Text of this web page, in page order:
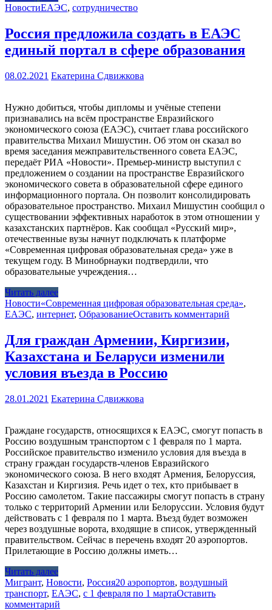
НовостиЕАЭС, сотрудничество
Россия предложила создать в ЕАЭС
единый портал в сфере образования
08.02.2021 Екатерина Сдвижкова
Нужно добиться, чтобы дипломы и учёные степени
признавались на всём пространстве Евразийского
экономического союза (ЕАЭС), считает глава российского
правительства Михаил Мишустин. Об этом он сказал во
время заседания межправительственного совета ЕАЭС,
передаёт РИА «Новости». Премьер-министр выступил с
предложением о создании на пространстве Евразийского
экономического совета в образовательной сфере единого
информационного портала. Он позволит консолидировать
образовательное пространство. Михаил Мишустин сообщил о
существовании эффективных наработок в этом отношении у
казахстанских партнёров. Как сообщал «Русский мир»,
отечественные вузы начнут подключать к платформе
«Современная цифровая образовательная среда» уже в
текущем году. В Минобрнауки подтвердили, что
образовательные учреждения…
Читать далее
Новости«Современная цифровая образовательная среда»,
ЕАЭС, интернет, ОбразованиеОставить комментарий
Для граждан Армении, Киргизии,
Казахстана и Беларуси изменили
условия въезда в Россию
28.01.2021 Екатерина Сдвижкова
Граждане государств, относящихся к ЕАЭС, смогут попасть в
Россию воздушным транспортом с 1 февраля по 1 марта.
Российское правительство изменило условия для въезда в
страну граждан государств-членов Евразийского
экономического союза. В него входят Армения, Белоруссия,
Казахстан и Киргизия. Речь идет о тех, кто прибывает в
Россию самолетом. Такие пассажиры смогут попасть в страну
только с территорий Армении или Белоруссии. Условия будут
действовать с 1 февраля по 1 марта. Въезд будет возможен
через воздушные ворота, входящие в список, утвержденный
правительством. Сейчас в перечень входят 20 аэропортов.
Прилетающие в Россию должны иметь…
Читать далее
Мигрант, Новости, Россия20 аэропортов, воздушный
транспорт, ЕАЭС, с 1 февраля по 1 мартаОставить
комментарий